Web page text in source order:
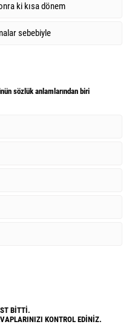
ki kısa dönem
sebebiyle
sözlük anlamlarından biri
BİTTİ.
KONTROL EDİNİZ.